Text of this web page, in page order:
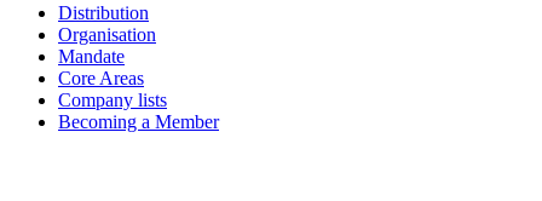
Distribution
Organisation
Mandate
Core Areas
Company lists
Becoming a Member